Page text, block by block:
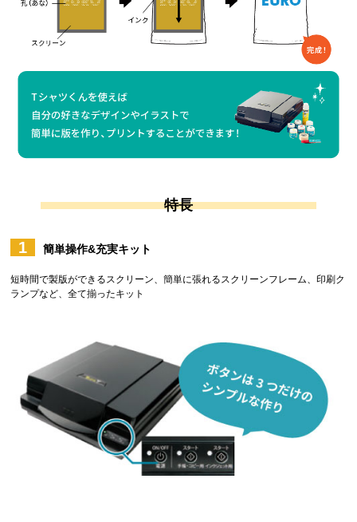
特長
1 簡単操作&充実キット
短時間で製版ができるスクリーン、簡単に張れるスクリーンフレーム、印刷ク
ランプなど、全て揃ったキット